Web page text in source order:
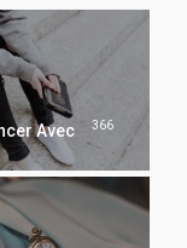
Avec
366